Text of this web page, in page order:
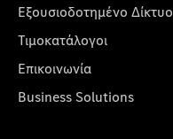
Εξουσιοδοτημένο Δίκτυο
Τιμοκατάλογοι
Επικοινωνία
Business Solutions